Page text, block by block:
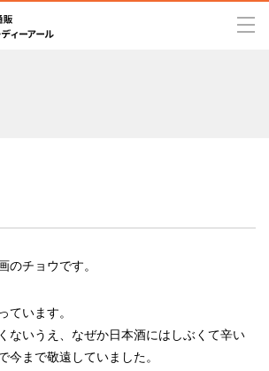
のチョウです。
ています。
ないうえ、なぜか日本酒にはしぶくて辛い
今まで敬遠していました。